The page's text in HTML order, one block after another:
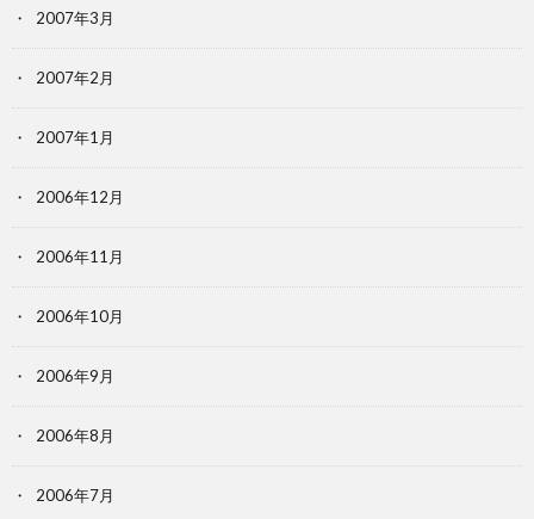
2007年3月
2007年2月
2007年1月
2006年12月
2006年11月
2006年10月
2006年9月
2006年8月
2006年7月